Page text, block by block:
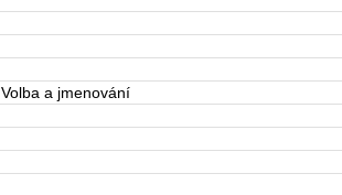
Volba a jmenování